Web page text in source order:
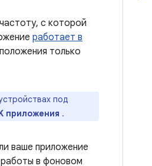
с которой
работает в
только
под
приложения .
ваше приложение
в фоновом